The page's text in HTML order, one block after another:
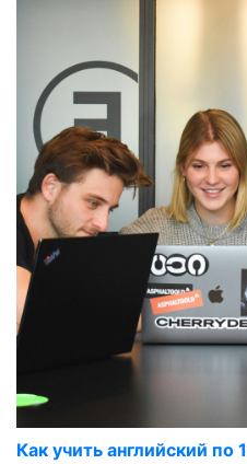
Как учить английский по